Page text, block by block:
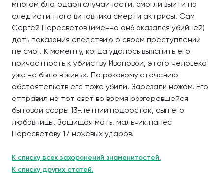
многом благодаря случайности, смогли выйти на
след истинного виновника смерти актрисы. Сам
Сергей Пересветов (именно он6 оказался убийцей)
дать показания следствию о своем преступлении
не смог. К моменту, когда удалось выяснить его
причастность к убийству Ивановой, этого человека
уже не было в живых. По роковому стечению
обстоятельств его тоже убили. Зарезали ножом! Его
отправил на тот свет во время разгоревшейся
бытовой ссоры 13-летний подросток, сын его
любовницы. Защищая мать, мальчик нанес
Пересветову 17 ножевых ударов.
К списку всех захоронений знаменитостей.
К списку других статей.